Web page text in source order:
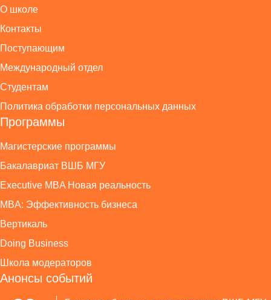
О школе
Контакты
Поступающим
Международный отдел
Студентам
Политика обработки персональных данных
Программы
Магистерские программы
Бакалавриат ВШБ МГУ
Executive MBA Новая реальность
MBA: Эффективность бизнеса
Вертикаль
Doing Business
Школа модераторов
Анонсы событий